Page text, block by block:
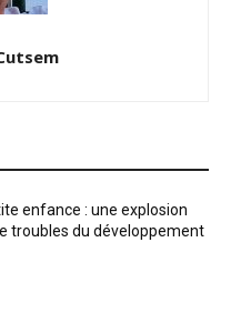
enfance : une explosion
troubles du développement